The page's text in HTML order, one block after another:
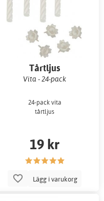
Tårtljus
Vita - 24-pack
24-pack vita
tårtljus
19 kr
Lägg i varukorg